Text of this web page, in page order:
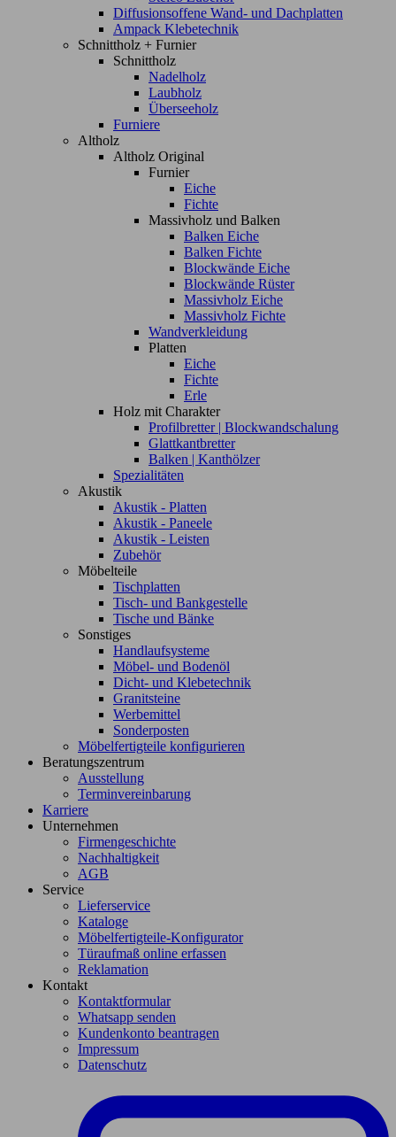
Diffusionsoffene Wand- und Dachplatten
Ampack Klebetechnik
Schnittholz + Furnier
Schnittholz
Nadelholz
Laubholz
Überseeholz
Furniere
Altholz
Altholz Original
Furnier
Eiche
Fichte
Massivholz und Balken
Balken Eiche
Balken Fichte
Blockwände Eiche
Blockwände Rüster
Massivholz Eiche
Massivholz Fichte
Wandverkleidung
Platten
Eiche
Fichte
Erle
Holz mit Charakter
Profilbretter | Blockwandschalung
Glattkantbretter
Balken | Kanthölzer
Spezialitäten
Akustik
Akustik - Platten
Akustik - Paneele
Akustik - Leisten
Zubehör
Möbelteile
Tischplatten
Tisch- und Bankgestelle
Tische und Bänke
Sonstiges
Handlaufsysteme
Möbel- und Bodenöl
Dicht- und Klebetechnik
Granitsteine
Werbemittel
Sonderposten
Möbelfertigteile konfigurieren
Beratungszentrum
Ausstellung
Terminvereinbarung
Karriere
Unternehmen
Firmengeschichte
Nachhaltigkeit
AGB
Service
Lieferservice
Kataloge
Möbelfertigteile-Konfigurator
Türaufmaß online erfassen
Reklamation
Kontakt
Kontaktformular
Whatsapp senden
Kundenkonto beantragen
Impressum
Datenschutz